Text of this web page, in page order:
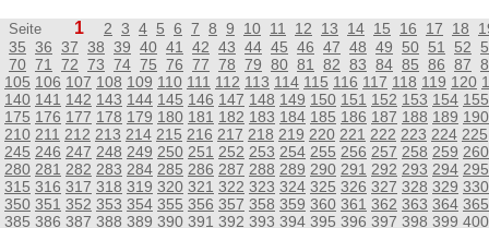
Seite 1 2 3 4 5 6 7 8 9 10 11 12 13 14 15 16 17 18
35 36 37 38 39 40 41 42 43 44 45 46 47 48 49 50 51 52
70 71 72 73 74 75 76 77 78 79 80 81 82 83 84 85 86 87
105 106 107 108 109 110 111 112 113 114 115 116 117 118 119 120
140 141 142 143 144 145 146 147 148 149 150 151 152 153 154 155
175 176 177 178 179 180 181 182 183 184 185 186 187 188 189 190
210 211 212 213 214 215 216 217 218 219 220 221 222 223 224 225
245 246 247 248 249 250 251 252 253 254 255 256 257 258 259 260
280 281 282 283 284 285 286 287 288 289 290 291 292 293 294 295
315 316 317 318 319 320 321 322 323 324 325 326 327 328 329 330
350 351 352 353 354 355 356 357 358 359 360 361 362 363 364 365
385 386 387 388 389 390 391 392 393 394 395 396 397 398 399 400